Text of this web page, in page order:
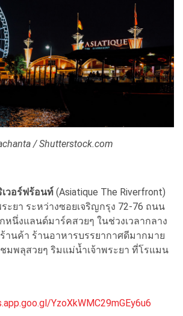
/ Shutterstock.com
เวอร์ฟร้อนท์ (Asiatique The Riverfront)
ะยา ระหว่างซอยเจริญกรุง 72-76 ถนน
หนึ่งแลนด์มาร์คสวยๆ ในช่วงเวลากลาง
านค้า ร้านอาหารบรรยากาศดีมากมาย
มพลุสวยๆ ริมแม่น้ำเจ้าพระยา ที่โรแมน
YzoXkWMC29mGEy6u6